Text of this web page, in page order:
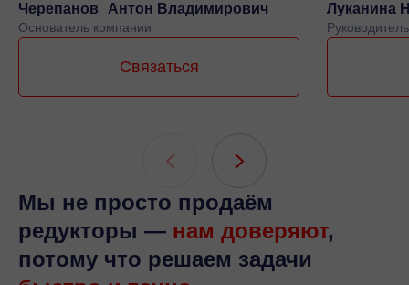
Черепанов Антон Владимирович
Основатель компании
Связаться
Луканина
Мы не просто продаём
редукторы — нам доверяют,
потому что решаем задачи